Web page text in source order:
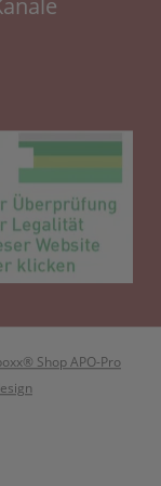
Tab)
Tab)
Shop APO-Pro